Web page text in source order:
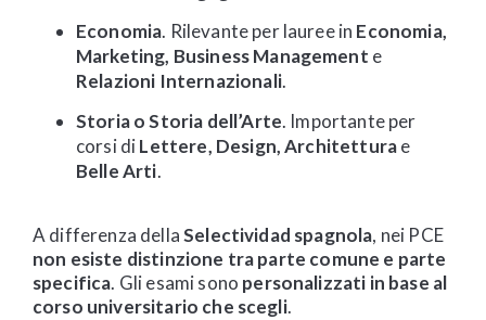
Economia. Rilevante per lauree in Economia,
Marketing, Business Management e
Relazioni Internazionali.
Storia o Storia dell’Arte. Importante per
corsi diLettere, Design, Architetturae
Belle Arti.
A differenza dellaSelectividad spagnola, nei PCE
non esiste distinzione tra parte comune e parte
specifica. Gli esami sono personalizzati in base al
corso universitario che scegli.